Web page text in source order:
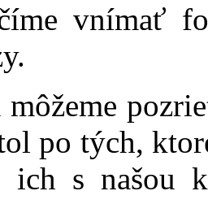
vnímať
môžeme
po tých,
s našou